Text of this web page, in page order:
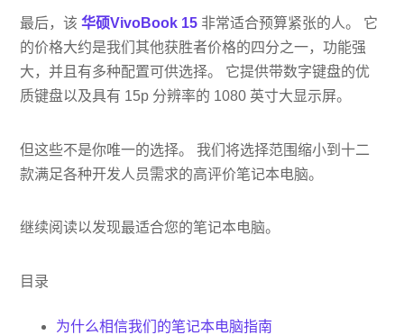
最后，该华硕VivoBook 15 非常适合预算紧张的人。 它
的价格大约是我们其他获胜者价格的四分之一，功能强
大，并且有多种配置可供选择。 它提供带数字键盘的优
质键盘以及具有 15p 分辨率的 1080 英寸大显示屏。
但这些不是你唯一的选择。 我们将选择范围缩小到十二
款满足各种开发人员需求的高评价笔记本电脑。
继续阅读以发现最适合您的笔记本电脑。
目录
为什么相信我们的笔记本电脑指南